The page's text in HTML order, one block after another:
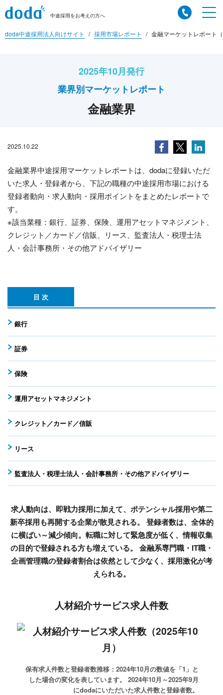
中途採用をお考えの方へ
doda中途採用法人向けサイト 採用市場レポート 金融マーケットレポート
2025年10月発行
業界別マーケットレポート
金融業界
2025.10.22
金融業界中途採用マーケットレポートは、dodaに登録いただ
いた求人・登録者から、下記の職種の中途採用市場における
登録者動向・求人動向・採用ポイントをまとめたレポートで
す。
※該当業種：銀行、証券、保険、運用アセットマネジメント、
クレジット／カード／信販、リース、監査法人・税理士法
人・会計事務所・その他アドバイザリー
目 次
銀行
証券
保険
運用アセットマネジメント
クレジット／カード／信販
リース
監査法人・税理士法人・会計事務所・その他アドバイザリー
求人動向は、即戦力採用に加えて、ポテンシャル採用や第二
新卒採用も再開する企業が散見される。 登録者数は、全体的
に横ばい～減少傾向。転職に対して緊急度が低く、情報収集
の目的で登録される方も増えている。 金融系専門職・IT職・
企画管理職の登録者割合は依然として少なく、採用激化が考
えられる。
人材紹介サービス求人件数
保有求人件数と登録者数推移：2024年10月の数値を「1」と
した場合の変化を表しています。
2024年10月～2025年9月
にdodaにいただいた求人件数と登録者数。